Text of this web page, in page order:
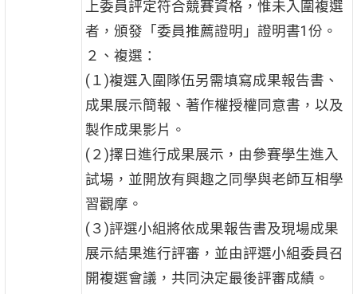
上委員評定符合競賽資格，惟未入圍複選
者，頒發「委員推薦證明」證明書1份。
２、複選：
(１)複選入圍隊伍另需填寫成果報告書、
成果展示簡報、著作權授權同意書，以及
製作成果影片。
(２)擇日進行成果展示，由參賽學生進入
試場，並開放有興趣之同學與老師互相學
習觀摩。
(３)評選小組將依成果報告書及現場成果
展示結果進行評審，並由評選小組委員召
開複選會議，共同決定最後評審成績。